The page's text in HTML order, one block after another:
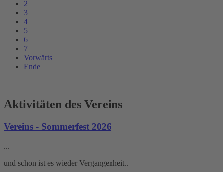
2
3
4
5
6
7
Vorwärts
Ende
Aktivitäten des Vereins
Vereins - Sommerfest 2026
...
und schon ist es wieder Vergangenheit..